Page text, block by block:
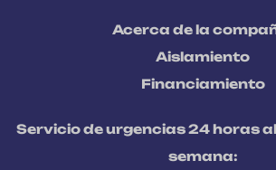
Acerca de la
Aislamiento
Financiamiento
Servicio de urgencias 24 horas
semana: